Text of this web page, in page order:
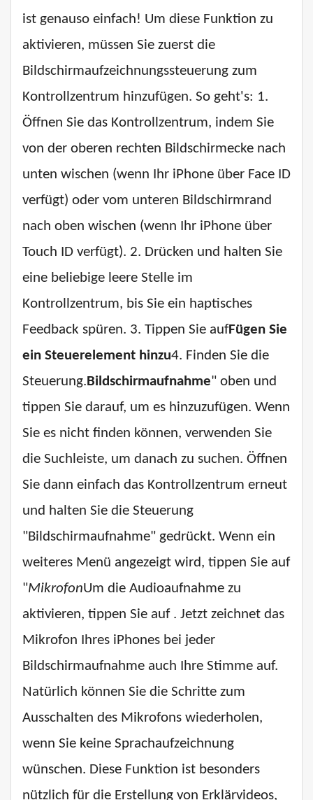
ist genauso einfach! Um diese Funktion zu
aktivieren, müssen Sie zuerst die
Bildschirmaufzeichnungssteuerung zum
Kontrollzentrum hinzufügen. So geht's: 1.
Öffnen Sie das Kontrollzentrum, indem Sie
von der oberen rechten Bildschirmecke nach
unten wischen (wenn Ihr iPhone über Face ID
verfügt) oder vom unteren Bildschirmrand
nach oben wischen (wenn Ihr iPhone über
Touch ID verfügt). 2. Drücken und halten Sie
eine beliebige leere Stelle im
Kontrollzentrum, bis Sie ein haptisches
Feedback spüren. 3. Tippen Sie aufFügen Sie
ein Steuerelement hinzu4. Finden Sie die
Steuerung. Bildschirmaufnahme" oben und
tippen Sie darauf, um es hinzuzufügen. Wenn
Sie es nicht finden können, verwenden Sie
die Suchleiste, um danach zu suchen. Öffnen
Sie dann einfach das Kontrollzentrum erneut
und halten Sie die Steuerung
"Bildschirmaufnahme" gedrückt. Wenn ein
weiteres Menü angezeigt wird, tippen Sie auf
"MikrofonUm die Audioaufnahme zu
aktivieren, tippen Sie auf . Jetzt zeichnet das
Mikrofon Ihres iPhones bei jeder
Bildschirmaufnahme auch Ihre Stimme auf.
Natürlich können Sie die Schritte zum
Ausschalten des Mikrofons wiederholen,
wenn Sie keine Sprachaufzeichnung
wünschen. Diese Funktion ist besonders
nützlich für die Erstellung von Erklärvideos,